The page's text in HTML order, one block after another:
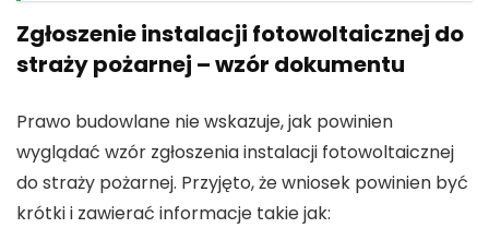
Zgłoszenie instalacji fotowoltaicznej do
straży pożarnej – wzór dokumentu
Prawo budowlane nie wskazuje, jak powinien
wyglądać wzór zgłoszenia instalacji fotowoltaicznej
do straży pożarnej. Przyjęto, że wniosek powinien być
krótki i zawierać informacje takie jak: